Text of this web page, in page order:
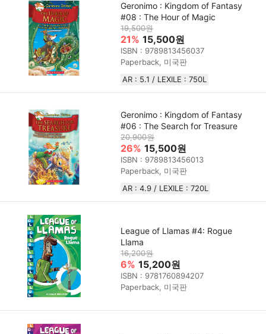
Geronimo : Kingdom of Fantasy
#08 : The Hour of Magic
19,500원
21% 15,500원
ISBN : 9789813456037
Paperback, 미국판
AR : 5.1 / LEXILE : 750L
Geronimo : Kingdom of Fantasy
#06 : The Search for Treasure
20,900원
26% 15,500원
ISBN : 9789813456013
Paperback, 미국판
AR : 4.9 / LEXILE : 720L
League of Llamas #4: Rogue
Llama
16,200원
6% 15,200원
ISBN : 9781760894207
Paperback, 미국판